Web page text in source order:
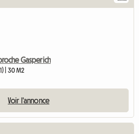
Gasperich
| 30 M2
Voir l'annonce